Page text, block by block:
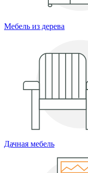
Мебель из дерева
Дачная мебель